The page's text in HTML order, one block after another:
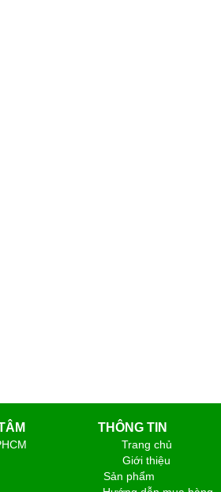
THÔNG TIN
Quận 6, TPHCM Trang chủ
Giới thiệu
Sản phẩm